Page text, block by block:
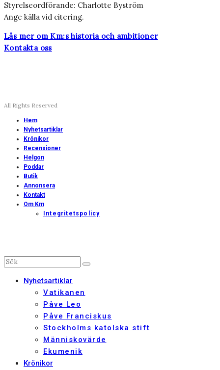
Styrelseordförande: Charlotte Byström
Ange källa vid citering.
Läs mer om Km:s historia och ambitioner
Kontakta oss
All Rights Reserved
Hem
Nyhetsartiklar
Krönikor
Recensioner
Helgon
Poddar
Butik
Annonsera
Kontakt
Om Km
Integritetspolicy
Nyhetsartiklar
Vatikanen
Påve Leo
Påve Franciskus
Stockholms katolska stift
Människovärde
Ekumenik
Krönikor